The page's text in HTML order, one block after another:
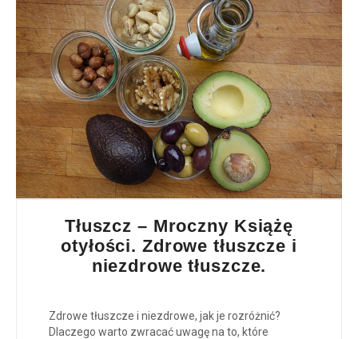
Tłuszcz – Mroczny Książę
otyłości. Zdrowe tłuszcze i
niezdrowe tłuszcze.
Zdrowe tłuszcze i niezdrowe, jak je rozróżnić?
Dlaczego warto zwracać uwagę na to, które